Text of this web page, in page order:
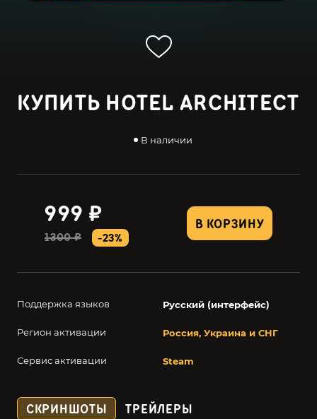
КУПИТЬ HOTEL ARCHITECT
В наличии
В КОРЗИНУ
999 ₽
1300 ₽ -23%
Поддержка языков Русский (интерфейс)
Регион активации Россия, Украина и СНГ
Сервис активации Steam
СКРИНШОТЫ ТРЕЙЛЕРЫ